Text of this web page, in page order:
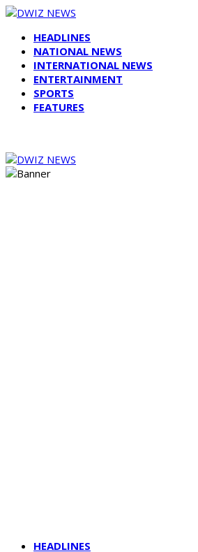
HEADLINES
NATIONAL NEWS
INTERNATIONAL NEWS
ENTERTAINMENT
SPORTS
FEATURES
HEADLINES